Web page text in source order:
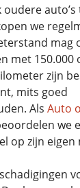
oudere
we
mag
met 150.000
zijn
mits goed
Als Auto
we
op zijn eigen